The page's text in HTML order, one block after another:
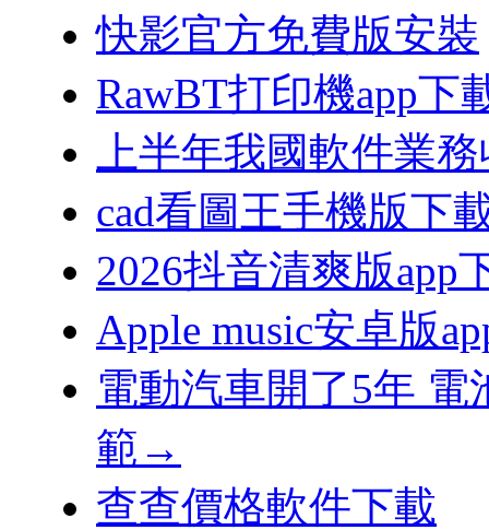
快影官方免費版安裝
RawBT打印機app下
上半年我國軟件業
cad看圖王手機版下
2026抖音清爽版app
Apple music安卓版
電動汽車開了5年
範→
查查價格軟件下載